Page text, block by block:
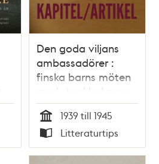
Den goda viljans
ambassadörer :
finska barns möten
med stockholmare
under andra
världskriget / Ann
Nehlin
Tid
1939 till 1945
Typ
Litteraturtips